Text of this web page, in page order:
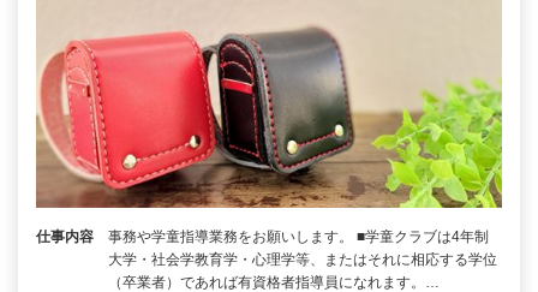
仕事内容
事務や学童指導業務をお願いします。 ■学童クラブは4年制
大学・社会学教育学・心理学等、またはそれに相応する学位
（卒業者）であれば有資格者指導員になれます。…